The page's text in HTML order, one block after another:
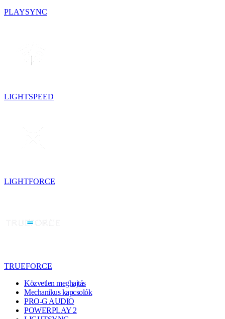
PLAYSYNC
LIGHTSPEED
LIGHTFORCE
TRUEFORCE
Közvetlen meghajtás
Mechanikus kapcsolók
PRO-G AUDIO
POWERPLAY 2